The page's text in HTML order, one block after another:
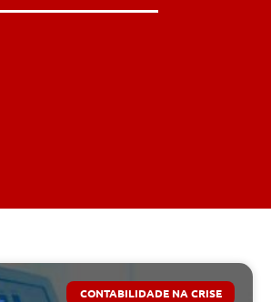
CONTABILIDADE NA CRISE